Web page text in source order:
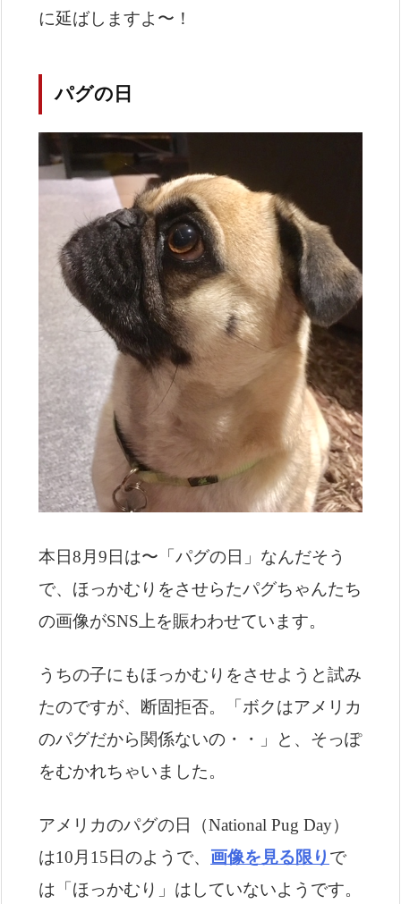
に延ばしますよ〜！
パグの日
本日8月9日は〜「パグの日」なんだそう
で、ほっかむりをさせらたパグちゃんたち
の画像がSNS上を賑わわせています。
うちの子にもほっかむりをさせようと試み
たのですが、断固拒否。「ボクはアメリカ
のパグだから関係ないの・・」と、そっぽ
をむかれちゃいました。
アメリカのパグの日（National Pug Day）
は10月15日のようで、 画像を見る限り で
は「ほっかむり」はしていないようです。